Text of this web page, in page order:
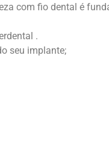
com fio dental é
.
seu implante;